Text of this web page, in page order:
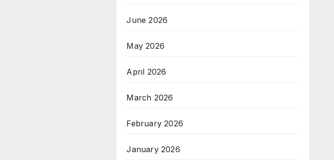
June 2026
May 2026
April 2026
March 2026
February 2026
January 2026